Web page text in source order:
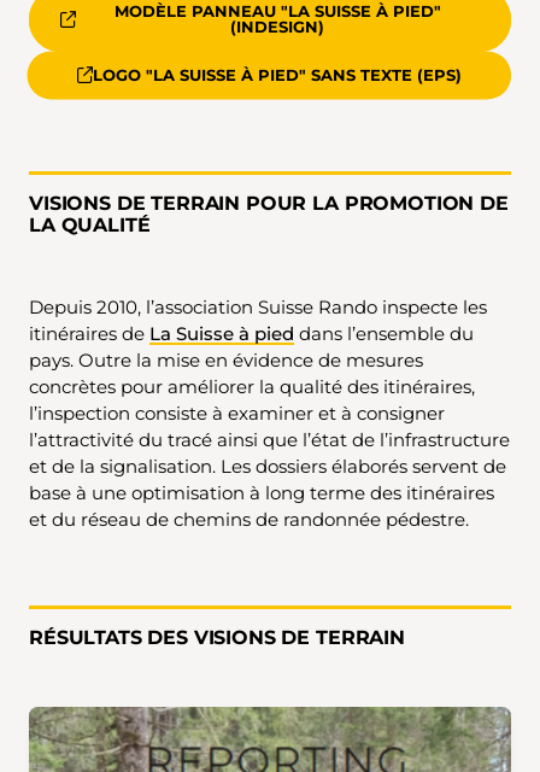
MODÈLE PANNEAU "LA SUISSE À PIED"
(INDESIGN)
LOGO "LA SUISSE À PIED" SANS TEXTE (EPS)
VISIONS DE TERRAIN POUR LA PROMOTION DE
LA QUALITÉ
Depuis 2010, l’association Suisse Rando inspecte les
itinéraires de La Suisse à pied dans l’ensemble du
pays. Outre la mise en évidence de mesures
concrètes pour améliorer la qualité des itinéraires,
l’inspection consiste à examiner et à consigner
l’attractivité du tracé ainsi que l’état de l’infrastructure
et de la signalisation. Les dossiers élaborés servent de
base à une optimisation à long terme des itinéraires
et du réseau de chemins de randonnée pédestre.
RÉSULTATS DES VISIONS DE TERRAIN